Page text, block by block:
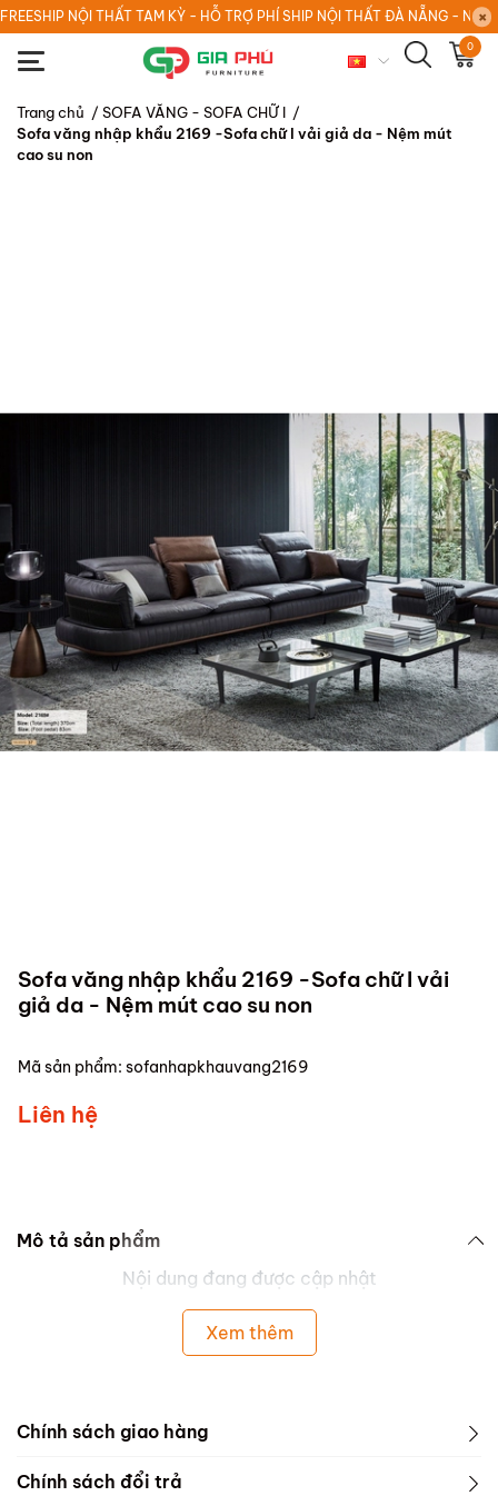
FREESHIP NỘI THẤT TAM KỲ - HỖ TRỢ PHÍ SHIP NỘI THẤT ĐÀ NẴNG - NỘI
0
Trang chủ / SOFA VĂNG - SOFA CHỮ I /
Sofa văng nhập khẩu 2169 -Sofa chữ I vải giả da - Nệm mút
cao su non
Sofa văng nhập khẩu 2169 -Sofa chữ I vải
giả da - Nệm mút cao su non
Mã sản phẩm: sofanhapkhauvang2169
Liên hệ
Mô tả sản phẩm
Nội dung đang được cập nhật
Xem thêm
Chính sách giao hàng
Chính sách đổi trả